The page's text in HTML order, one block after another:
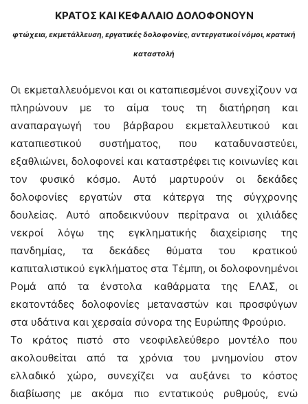
ΚΡΑΤΟΣ ΚΑΙ ΚΕΦΑΛΑΙΟ ΔΟΛΟΦΟΝΟΥΝ
φτώχεια, εκμετάλλευση, εργατικές δολοφονίες, αντεργατικοί νόμοι, κρατική
καταστολή
Οι εκμεταλλευόμενοι και οι καταπιεσμένοι συνεχίζουν να
πληρώνουν με το αίμα τους τη διατήρηση και
αναπαραγωγή του βάρβαρου εκμεταλλευτικού και
καταπιεστικού συστήματος, που καταδυναστεύει,
εξαθλιώνει, δολοφονεί και καταστρέφει τις κοινωνίες και
τον φυσικό κόσμο. Αυτό μαρτυρούν οι δεκάδες
δολοφονίες εργατών στα κάτεργα της σύγχρονης
δουλείας. Αυτό αποδεικνύουν περίτρανα οι χιλιάδες
νεκροί λόγω της εγκληματικής διαχείρισης της
πανδημίας, τα δεκάδες θύματα του κρατικού
καπιταλιστικού εγκλήματος στα Τέμπη, οι δολοφονημένοι
Ρομά από τα ένστολα καθάρματα της ΕΛΑΣ, οι
εκατοντάδες δολοφονίες μεταναστών και προσφύγων
στα υδάτινα και χερσαία σύνορα της Ευρώπης Φρούριο.
Το κράτος πιστό στο νεοφιλελεύθερο μοντέλο που
ακολουθείται από τα χρόνια του μνημονίου στον
ελλαδικό χώρο, συνεχίζει να αυξάνει το κόστος
διαβίωσης με ακόμα πιο εντατικούς ρυθμούς, ενώ